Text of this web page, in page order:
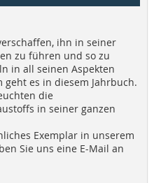
ihn in seiner
zu führen und so zu
in all seinen Aspekten
es in diesem Jahrbuch.
die
in seiner ganzen
Exemplar in unserem
Sie uns eine E-Mail an